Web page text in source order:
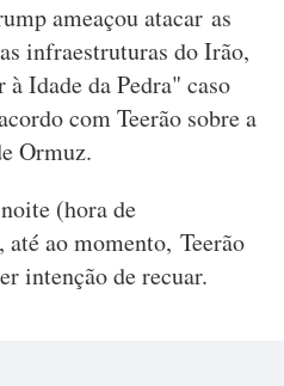
ameaçou atacar as
infraestruturas do Irão,
Idade da Pedra" caso
com Teerão sobre a
Ormuz.
(hora de
ao momento, Teerão
intenção de recuar.